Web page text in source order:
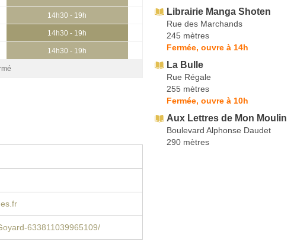
14h30 - 19h
14h30 - 19h
14h30 - 19h
633811039965109/
Librairie Manga Shoten
Rue des Marchands
245 mètres
Fermée, ouvre à 14h
La Bulle
Rue Régale
255 mètres
Fermée, ouvre à 10h
Aux Lettres de Mon Moulin
Boulevard Alphonse Daudet
290 mètres